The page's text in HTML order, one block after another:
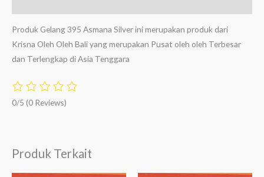
Produk Gelang 395 Asmana Silver ini merupakan produk dari
Krisna Oleh Oleh Bali yang merupakan Pusat oleh oleh Terbesar
dan Terlengkap di Asia Tenggara
0/5 (0 Reviews)
Produk Terkait